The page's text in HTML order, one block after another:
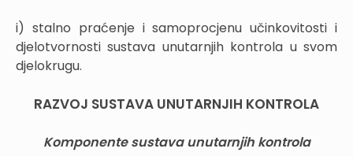
i) stalno praćenje i samoprocjenu učinkovitosti i
djelotvornosti sustava unutarnjih kontrola u svom
djelokrugu.
RAZVOJ SUSTAVA UNUTARNJIH KONTROLA
Komponente sustava unutarnjih kontrola